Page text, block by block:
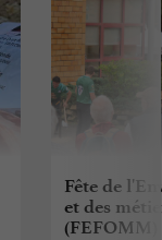
Fête de
et des
(FEFOMM)